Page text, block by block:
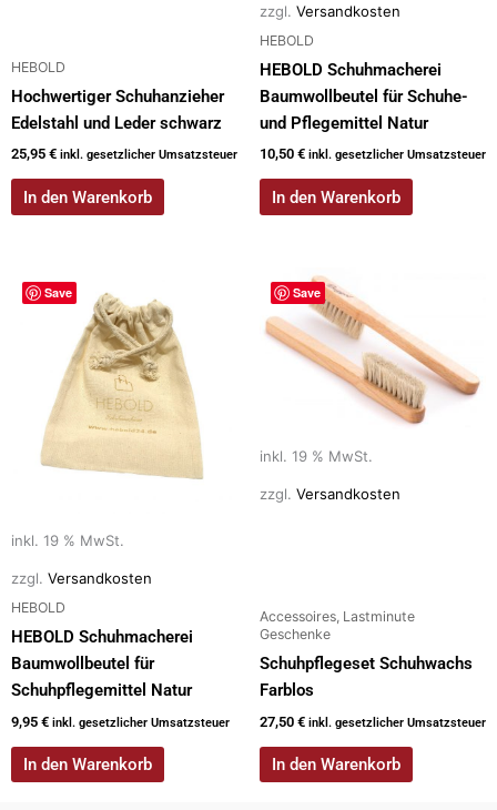
HEBOLD
Hochwertiger Schuhanzieher
Edelstahl und Leder schwarz
25,95 € inkl. gesetzlicher Umsatzsteuer
In den Warenkorb
zzgl. Versandkosten
HEBOLD
HEBOLD Schuhmacherei
Baumwollbeutel für Schuhe-
und Pflegemittel Natur
10,50 € inkl. gesetzlicher Umsatzsteuer
In den Warenkorb
Save
inkl. 19 % MwSt.
zzgl. Versandkosten
HEBOLD
HEBOLD Schuhmacherei
Baumwollbeutel für
Schuhpflegemittel Natur
9,95 € inkl. gesetzlicher Umsatzsteuer
In den Warenkorb
Save
inkl. 19 % MwSt.
zzgl. Versandkosten
Accessoires, Lastminute
Geschenke
Schuhpflegeset Schuhwachs
Farblos
27,50 € inkl. gesetzlicher Umsatzsteuer
In den Warenkorb